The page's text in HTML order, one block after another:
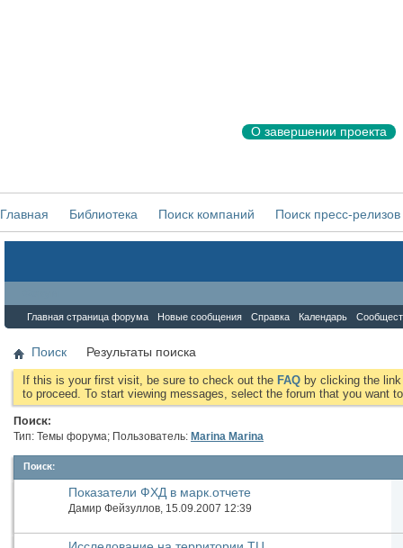
О завершении проекта
Главная Библиотека Поиск компаний Поиск пресс-релизов
Главная страница форума Новые сообщения Справка Календарь
Поиск Результаты поиска
If this is your first visit, be sure to check out the FAQ by clicking the
to proceed. To start viewing messages, select the forum that you want
Поиск:
Тип: Темы форума; Пользователь: Marina Marina
Поиск:
Показатели ФХД в марк.отчете
Дамир Фейзуллов, 15.09.2007 12:39